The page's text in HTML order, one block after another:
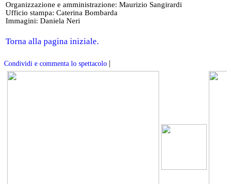
Organizzazione e amministrazione: Maurizio Sangirardi
Ufficio stampa: Caterina Bombarda
Immagini: Daniela Neri
Torna alla pagina iniziale.
Condividi e commenta lo spettacolo |